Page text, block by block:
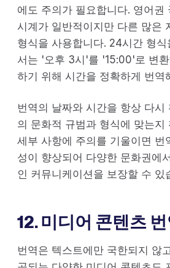
에도 주의가 필요합니다. 영어권
시계가 일반적이지만 다른 많은
형식을 사용합니다. 24시간 형
서는 '오후 3시'를 '15:00'로 변
하기 위해 시간을 정확하게 번역
번역의 날짜와 시간을 항상 다시
의 문화적 규범과 형식에 맞는지
세부 사항에 주의를 기울이면 번
성이 향상되어 다양한 문화권에
인 커뮤니케이션을 보장할 수 있
12. 미디어 콘텐츠
번역은 텍스트에만 국한되지 않